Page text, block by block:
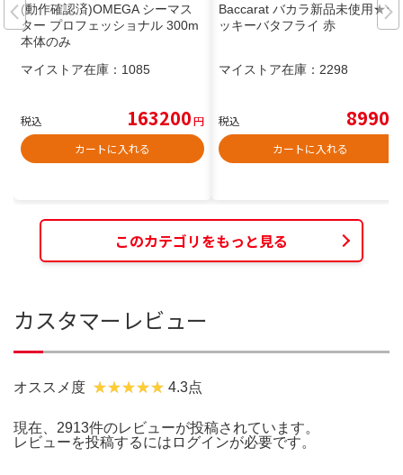
(動作確認済)OMEGA シーマス
ター プロフェッショナル 300m
本体のみ
マイストア在庫： 1085
税込 163200円
カートに入れる
Baccarat バカラ新品未使用★ラ
ッキーバタフライ 赤
マイストア在庫： 2298
税込 8990
カートに入れる
このカテゴリをもっと見る
カスタマーレビュー
オススメ度 4.3点
現在、2913件のレビューが投稿されています。
レビューを投稿するには ログインが必要です。